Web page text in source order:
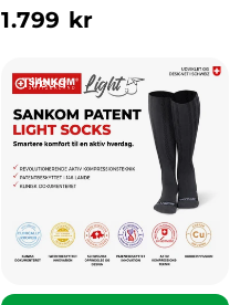
1.799 kr
Vis Sankom
Tilbud